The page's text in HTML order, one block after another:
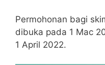
Permohonan bagi
dibuka pada 1 Mac
1 April 2022.